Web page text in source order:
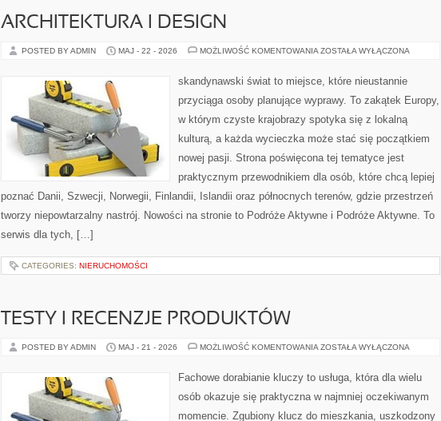
ARCHITEKTURA I DESIGN
POSTED BY ADMIN MAJ - 22 - 2026 MOŻLIWOŚĆ KOMENTOWANIA ARCHITEKTURA
ZOSTAŁA WYŁĄCZONA
skandynawski świat to miejsce, które nieustannie
przyciąga osoby planujące wyprawy. To zakątek Europy,
w którym czyste krajobrazy spotyka się z lokalną
kulturą, a każda wycieczka może stać się początkiem
nowej pasji. Strona poświęcona tej tematyce jest
praktycznym przewodnikiem dla osób, które chcą lepiej
poznać Danii, Szwecji, Norwegii, Finlandii, Islandii oraz północnych terenów, gdzie przestrzeń
tworzy niepowtarzalny nastrój. Nowości na stronie to Podróże Aktywne i Podróże Aktywne. To
serwis dla tych, […]
CATEGORIES: NIERUCHOMOŚCI
TESTY I RECENZJE PRODUKTÓW
POSTED BY ADMIN MAJ - 21 - 2026 MOŻLIWOŚĆ KOMENTOWANIA TESTY
PRODUKTÓW
ZOSTAŁA WYŁĄCZONA
Fachowe dorabianie kluczy to usługa, która dla wielu
osób okazuje się praktyczna w najmniej oczekiwanym
momencie. Zgubiony klucz do mieszkania, uszkodzony